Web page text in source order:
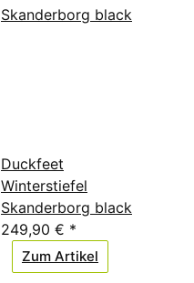
Duckfeet
Winterstiefel
Skanderborg black
249,90 € *
Zum Artikel